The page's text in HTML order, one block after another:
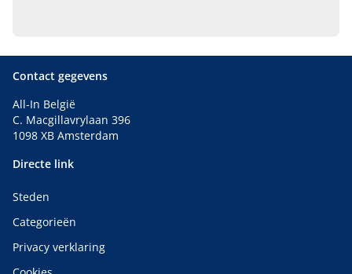
Contact gegevens
All-In België
C. Macgillavrylaan 396
1098 XB Amsterdam
Directe link
Steden
Categorieën
Privacy verklaring